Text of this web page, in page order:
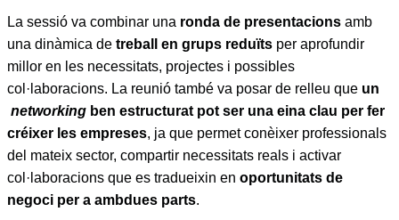
La sessió va combinar una ronda de presentacions amb
una dinàmica de treball en grups reduïts per aprofundir
millor en les necessitats, projectes i possibles
col·laboracions. La reunió també va posar de relleu que un
networking ben estructurat pot ser una eina clau per fer
créixer les empreses, ja que permet conèixer professionals
del mateix sector, compartir necessitats reals i activar
col·laboracions que es tradueixin en oportunitats de
negoci per a ambdues parts.